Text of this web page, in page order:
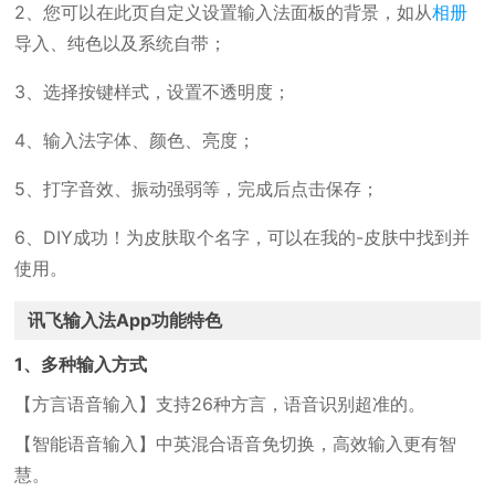
2、您可以在此页自定义设置输入法面板的背景，如从相册
导入、纯色以及系统自带；
3、选择按键样式，设置不透明度；
4、输入法字体、颜色、亮度；
5、打字音效、振动强弱等，完成后点击保存；
6、DIY成功！为皮肤取个名字，可以在我的-皮肤中找到并
使用。
讯飞输入法App功能特色
1、多种输入方式
【方言语音输入】支持26种方言，语音识别超准的。
【智能语音输入】中英混合语音免切换，高效输入更有智
慧。